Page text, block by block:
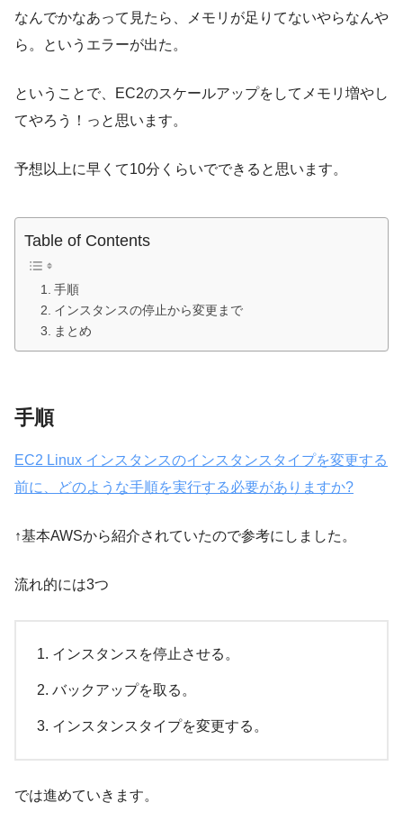
なんでかなあって見たら、メモリが足りてないやらなんや
ら。というエラーが出た。
ということで、EC2のスケールアップをしてメモリ増やし
てやろう！っと思います。
予想以上に早くて10分くらいでできると思います。
Table of Contents
手順
インスタンスの停止から変更まで
まとめ
手順
EC2 Linux インスタンスのインスタンスタイプを変更する
前に、どのような手順を実行する必要がありますか?
↑基本AWSから紹介されていたので参考にしました。
流れ的には3つ
インスタンスを停止させる。
バックアップを取る。
インスタンスタイプを変更する。
では進めていきます。